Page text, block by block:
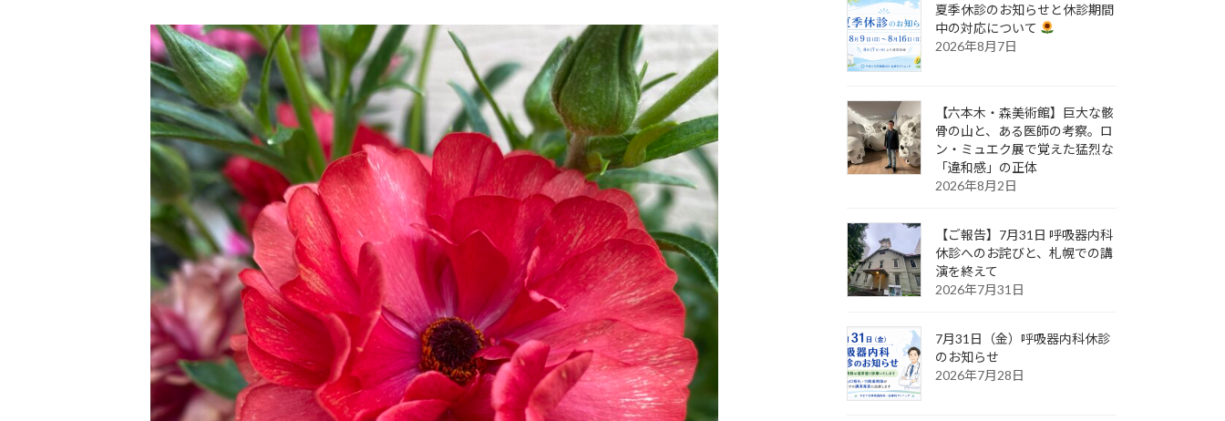
更
新
日
時
:
夏季休診のお知らせと休診期間
中の対応について
2026年8月7日
【六本木・森美術館】巨大な骸
骨の山と、ある医師の考察。ロ
ン・ミュエク展で覚えた猛烈な
「違和感」の正体
2026年8月2日
【ご報告】7月31日 呼吸器内科
休診へのお詫びと、札幌での講
演を終えて
2026年7月31日
7月31日（金）呼吸器内科休診
のお知らせ
2026年7月28日